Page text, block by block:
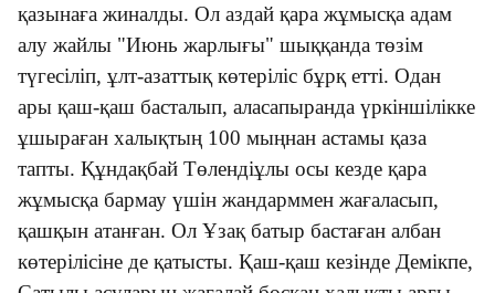
қазынаға жиналды. Ол аздай қара жұмысқа адам
алу жайлы "Июнь жарлығы" шыққанда төзім
түгесіліп, ұлт-азаттық көтеріліс бұрқ етті. Одан
ары қаш-қаш басталып, аласапыранда үркіншілікке
ұшыраған халықтың 100 мыңнан астамы қаза
тапты. Құндақбай Төлендіұлы осы кезде қара
жұмысқа бармау үшін жандарммен жағаласып,
қашқын атанған. Ол Ұзақ батыр бастаған албан
көтерілісіне де қатысты. Қаш-қаш кезінде Демікпе,